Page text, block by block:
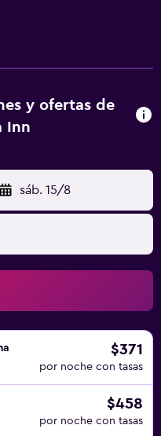
alojamientos, con
de plumas y ropa
una televisión de
artículos de higiene
personal gratuitos
pueden navegar por la
wifi gratis. Los
incluyen
semana, además de
gratuitas (pueden
de limpieza todos
de cama
hay 2 bañeras de
aire libre. Se pueden
y esparcimiento que se
o cerca del
un recargo).
y ofertas de
Inn
sáb. 15/8
$371
por noche con tasas
$458
por noche con tasas